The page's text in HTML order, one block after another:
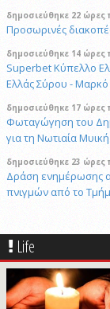
δημοσιεύθηκε 22 ώρες
Προσωρινές
δημοσιεύθηκε 14 ώρες
Superbet Κύπελλο
Ελλάς Σύρου -
δημοσιεύθηκε 17 ώρες
Φωταγώγηση του
για τη Νωτιαία
δημοσιεύθηκε 23 ώρες
Δράση ενημέρωσης
πνιγμών από το
4/8/2026 15:20
Στις φυλακές της
στην Άνω Σύρο
Life